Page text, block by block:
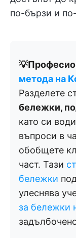
по-бързи и
метода на
Разделете
бележки,
като си
въпроси в
обобщете
част. Тази
бележки
улеснява
за бележки